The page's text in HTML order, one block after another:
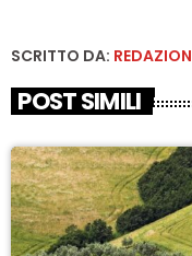
SCRITTO DA:
POST SIMILI